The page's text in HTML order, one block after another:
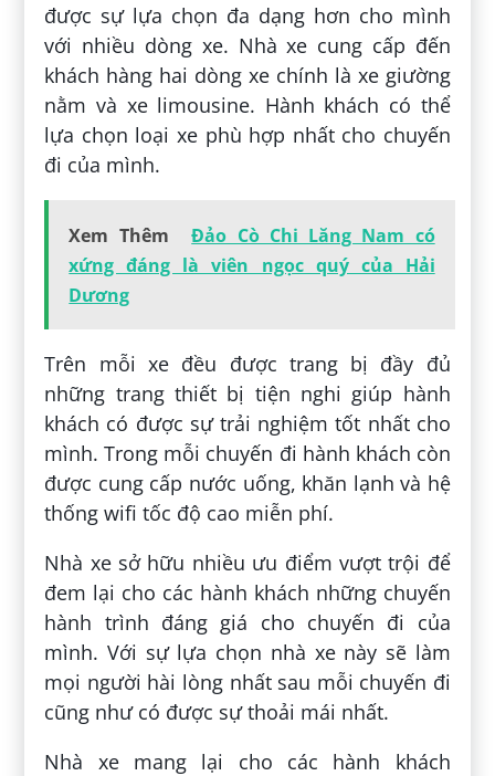
được sự lựa chọn đa dạng hơn cho mình
với nhiều dòng xe. Nhà xe cung cấp đến
khách hàng hai dòng xe chính là xe giường
nằm và xe limousine. Hành khách có thể
lựa chọn loại xe phù hợp nhất cho chuyến
đi của mình.
Xem Thêm
Đảo Cò Chi Lăng Nam có
xứng đáng là viên ngọc quý của Hải
Dương
Trên mỗi xe đều được trang bị đầy đủ
những trang thiết bị tiện nghi giúp hành
khách có được sự trải nghiệm tốt nhất cho
mình. Trong mỗi chuyến đi hành khách còn
được cung cấp nước uống, khăn lạnh và hệ
thống wifi tốc độ cao miễn phí.
Nhà xe sở hữu nhiều ưu điểm vượt trội để
đem lại cho các hành khách những chuyến
hành trình đáng giá cho chuyến đi của
mình. Với sự lựa chọn nhà xe này sẽ làm
mọi người hài lòng nhất sau mỗi chuyến đi
cũng như có được sự thoải mái nhất.
Nhà xe mang lại cho các hành khách